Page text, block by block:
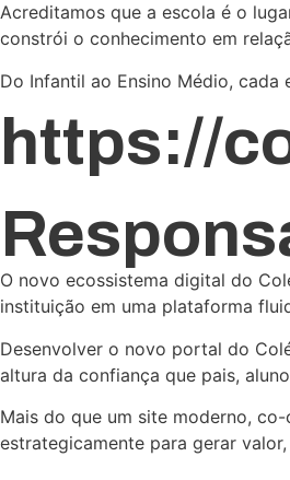
Acreditamos que a escola é o
constrói o conhecimento em
Do Infantil ao Ensino Médio,
https://
O novo ecossistema digital do
instituição em uma plataforma
Desenvolver o novo portal do
altura da confiança que pais,
Mais do que um site moderno,
estrategicamente para gerar